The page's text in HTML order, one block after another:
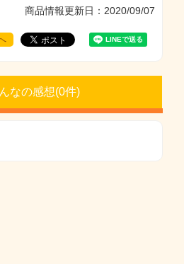
商品情報更新日：2020/09/07
なの感想(0件)